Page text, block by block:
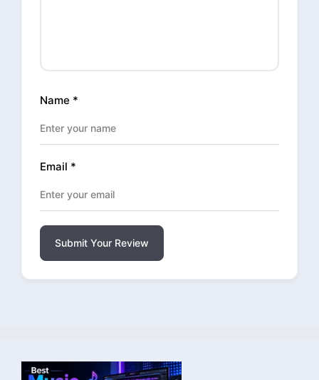
Name *
Email *
Submit Your Review